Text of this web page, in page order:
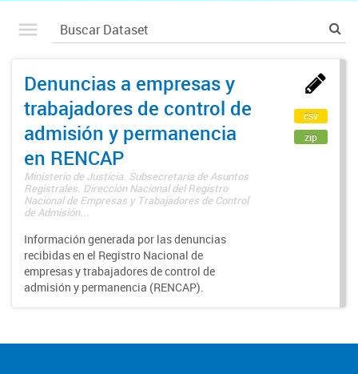
Denuncias a empresas y
trabajadores de control de
admisión y permanencia
en RENCAP
Ministerio de Justicia. Subsecretaría de Asuntos
Registrales. Dirección Nacional del Registro
Nacional de Empresas y Trabajadores de Control
de Admisión...
Información generada por las denuncias
recibidas en el Registro Nacional de
empresas y trabajadores de control de
admisión y permanencia (RENCAP).
csv
zip